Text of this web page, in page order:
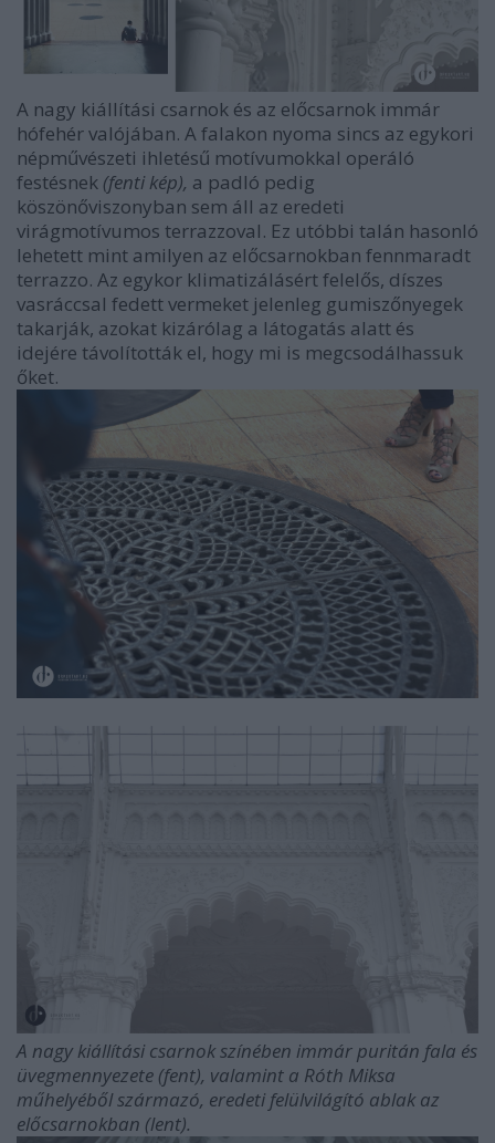
A nagy kiállítási csarnok és az előcsarnok immár
hófehér valójában. A falakon nyoma sincs az egykori
népművészeti ihletésű motívumokkal operáló
festésnek (fenti kép), a padló pedig
köszönőviszonyban sem áll az eredeti
virágmotívumos terrazzoval. Ez utóbbi talán hasonló
lehetett mint amilyen az előcsarnokban fennmaradt
terrazzo. Az egykor klimatizálásért felelős, díszes
vasráccsal fedett vermeket jelenleg gumiszőnyegek
takarják, azokat kizárólag a látogatás alatt és
idejére távolították el, hogy mi is megcsodálhassuk
őket.
A nagy kiállítási csarnok színében immár puritán fala és
üvegmennyezete (fent), valamint a Róth Miksa
műhelyéből származó, eredeti felülvilágító ablak az
előcsarnokban (lent).